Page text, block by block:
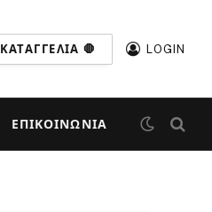
🛑 LOGIN
ΕΠΙΚΟΙΝΩΝΊΑ